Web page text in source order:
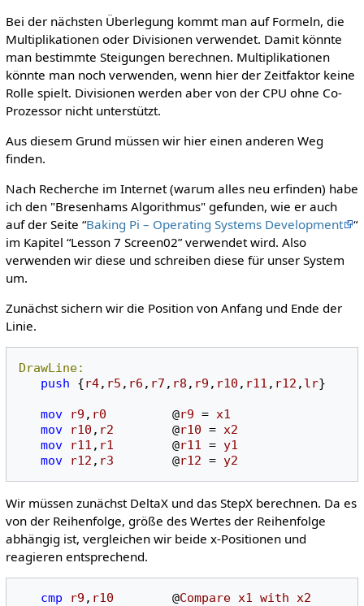
Bei der nächsten Überlegung kommt man auf Formeln, die
Multiplikationen oder Divisionen verwendet. Damit könnte
man bestimmte Steigungen berechnen. Multiplikationen
könnte man noch verwenden, wenn hier der Zeitfaktor keine
Rolle spielt. Divisionen werden aber von der CPU ohne Co-
Prozessor nicht unterstützt.
Aus diesem Grund müssen wir hier einen anderen Weg
finden.
Nach Recherche im Internet (warum alles neu erfinden) habe
ich den "Bresenhams Algorithmus" gefunden, wie er auch
auf der Seite “Baking Pi – Operating Systems Development
“
im Kapitel “Lesson 7 Screen02” verwendet wird. Also
verwenden wir diese und schreiben diese für unser System
um.
Zunächst sichern wir die Position von Anfang und Ende der
Linie.
DrawLine:
push
{r4, r5 , r6 , r7 , r8 , r9 , r10 , r11 , r12 , lr}
mov r9 , r0 @r9 = x1
mov
r10 , r2 @r10 = x2
mov
r11 , r1 @r11 = y1
mov
r12 , r3 @r12 = y2
Wir müssen zunächst DeltaX und das StepX berechnen. Da es
von der Reihenfolge, größe des Wertes der Reihenfolge
abhängig ist, vergleichen wir beide x-Positionen und
reagieren entsprechend.
cmp r9 , r10 @Compare x1 with x2